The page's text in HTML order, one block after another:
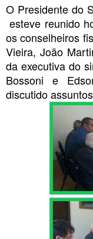
O Presidente do
esteve reunido
os conselheiros
Vieira, João
da executiva do
Bossoni e
discutido